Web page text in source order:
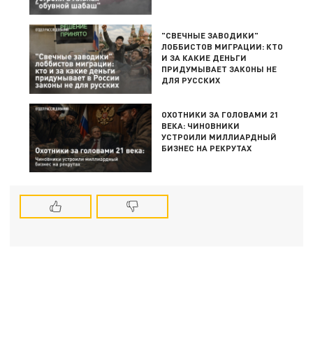
"СВЕЧНЫЕ ЗАВОДИКИ"
ЛОББИСТОВ МИГРАЦИИ: КТО
И ЗА КАКИЕ ДЕНЬГИ
ПРИДУМЫВАЕТ ЗАКОНЫ НЕ
ДЛЯ РУССКИХ
ОХОТНИКИ ЗА ГОЛОВАМИ 21
ВЕКА: ЧИНОВНИКИ
УСТРОИЛИ МИЛЛИАРДНЫЙ
БИЗНЕС НА РЕКРУТАХ